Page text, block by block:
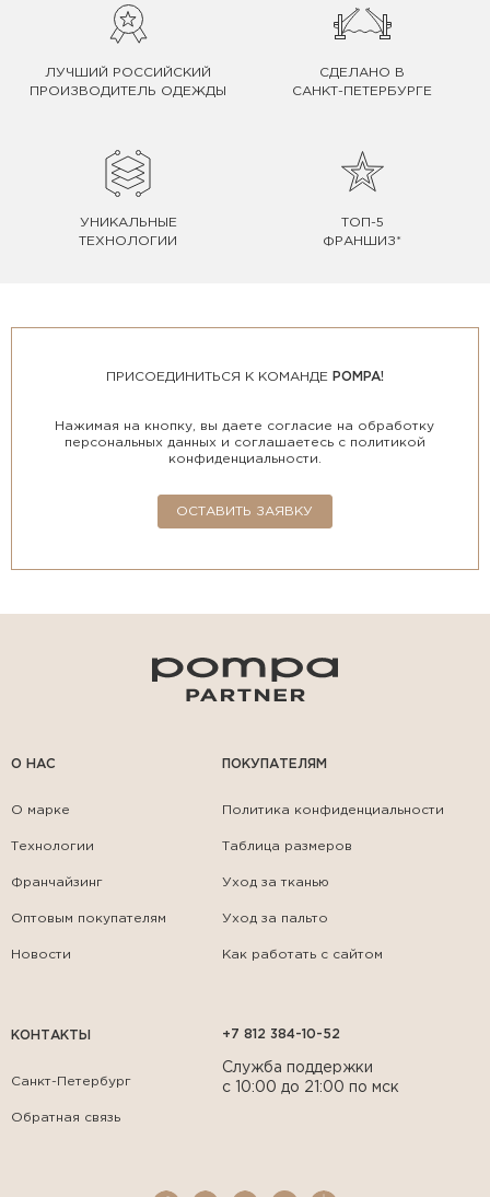
ЛУЧШИЙ РОССИЙСКИЙ
ПРОИЗВОДИТЕЛЬ ОДЕЖДЫ
СДЕЛАНО В
САНКТ-ПЕТЕРБУРГЕ
УНИКАЛЬНЫЕ
ТЕХНОЛОГИИ
ТОП-5
ФРАНШИЗ*
О НАС
О марке
Технологии
Франчайзинг
Оптовым покупателям
Новости
ПОКУПАТЕЛЯМ
Политика конфиденциальности
Таблица размеров
Уход за тканью
Уход за пальто
Как работать с сайтом
КОНТАКТЫ
Санкт-Петербург
Обратная связь
ПРИСОЕДИНИТЬСЯ К КОМАНДЕ POMPA!
Нажимая на кнопку, вы даете согласие на обработку
персональных данных и соглашаетесь с политикой
конфиденциальности.
ОСТАВИТЬ ЗАЯВКУ
+7 812 384-10-52
Служба поддержки
с 10:00 до 21:00 по мск